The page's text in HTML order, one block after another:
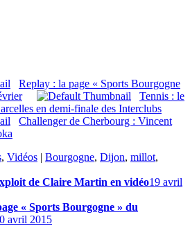
Replay : la page « Sports Bourgogne
Tennis : le
en demi-finale des Interclubs
Challenger de Cherbourg : Vincent
, Vidéos | Bourgogne, Dijon, millot,
de Claire Martin en vidéo19 avril
« Sports Bourgogne » du
avril 2015